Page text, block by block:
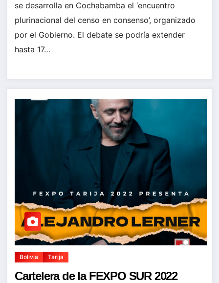
se desarrolla en Cochabamba el ‘encuentro
plurinacional del censo en consenso’, organizado
por el Gobierno. El debate se podría extender
hasta 17…
Bolivia Tarija
Cartelera de la FEXPO SUR 2022